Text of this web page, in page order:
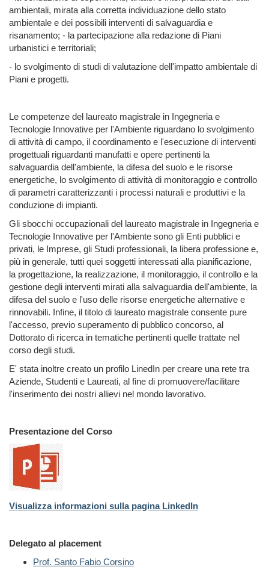
ambientali, mirata alla corretta individuazione dello stato
ambientale e dei possibili interventi di salvaguardia e
risanamento; - la partecipazione alla redazione di Piani
urbanistici e territoriali;
- lo svolgimento di studi di valutazione dell'impatto ambientale di
Piani e progetti.
Le competenze del laureato magistrale in Ingegneria e
Tecnologie Innovative per l'Ambiente riguardano lo svolgimento
di attività di campo, il coordinamento e l'esecuzione di interventi
progettuali riguardanti manufatti e opere pertinenti la
salvaguardia dell'ambiente, la difesa del suolo e le risorse
energetiche, lo svolgimento di attività di monitoraggio e controllo
di parametri caratterizzanti i processi naturali e produttivi e la
conduzione di impianti.
Gli sbocchi occupazionali del laureato magistrale in Ingegneria e
Tecnologie Innovative per l'Ambiente sono gli Enti pubblici e
privati, le Imprese, gli Studi professionali, la libera professione e,
più in generale, tutti quei soggetti interessati alla pianificazione,
la progettazione, la realizzazione, il monitoraggio, il controllo e la
gestione degli interventi mirati alla salvaguardia dell'ambiente, la
difesa del suolo e l'uso delle risorse energetiche alternative e
rinnovabili. Infine, il titolo di laureato magistrale consente pure
l'accesso, previo superamento di pubblico concorso, al
Dottorato di ricerca in tematiche pertinenti quelle trattate nel
corso degli studi.
E' stata inoltre creato un profilo LinedIn per creare una rete tra
Aziende, Studenti e Laureati, al fine di promuovere/facilitare
l'inserimento dei nostri allievi nel mondo lavorativo.
Presentazione del Corso
Visualizza informazioni sulla pagina LinkedIn
Delegato al placement
Prof. Santo Fabio Corsino